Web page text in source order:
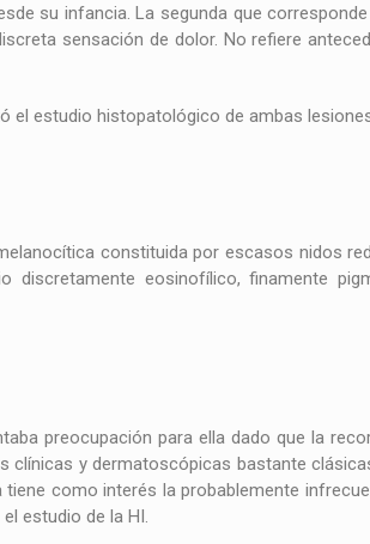
su infancia. La segunda que
sensación de dolor. No refiere
el estudio histopatológico de ambas
constituida por escasos nidos
eosinofílico, finamente
preocupación para ella dado que la
y dermatoscópicas bastante
como interés la probablemente
estudio de la HI.